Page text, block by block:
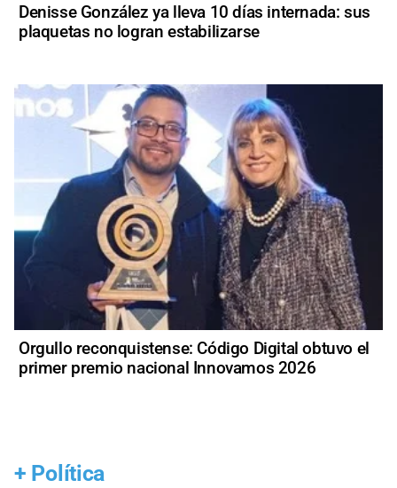
Denisse González ya lleva 10 días internada: sus
plaquetas no logran estabilizarse
Orgullo reconquistense: Código Digital obtuvo el
primer premio nacional Innovamos 2026
+ Política